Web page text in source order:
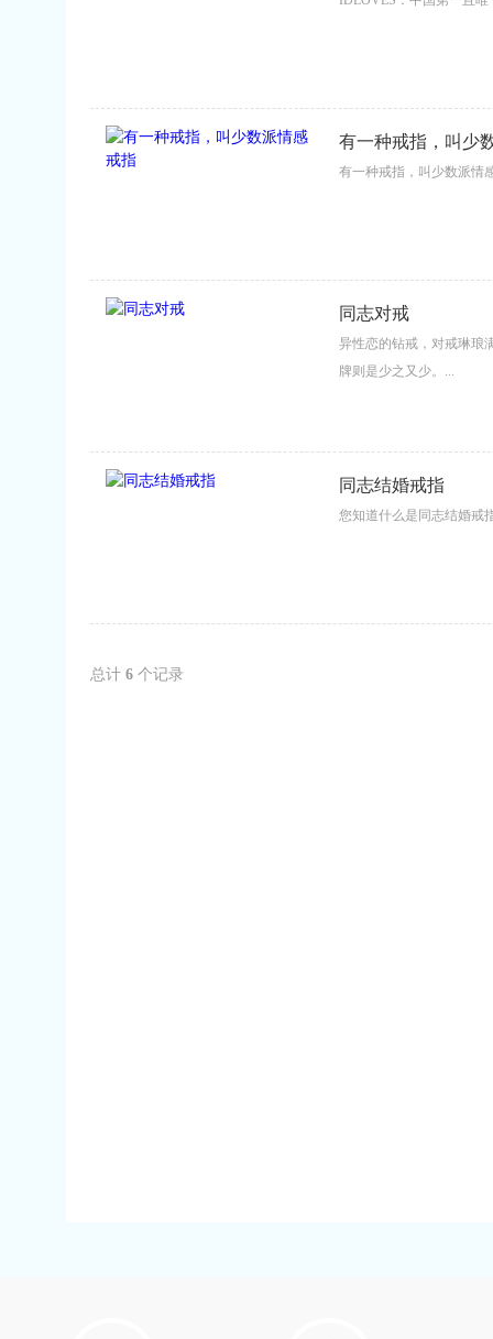
有一种戒指，叫少
有一种戒指，叫少数派情
同志对戒
异性恋的钻戒，对戒琳琅
牌则是少之又少。...
同志结婚戒指
您知道什么是同志结婚戒
总计 6个记录